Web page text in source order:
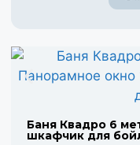
Баня Квадро 6
шкафчик для